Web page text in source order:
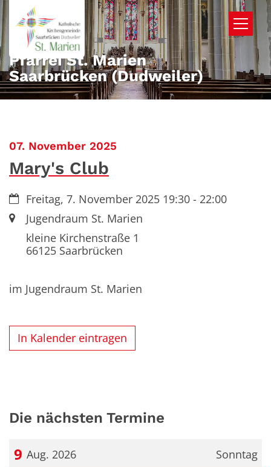
Zum Inhalt springen
Pfarrei St. Marien
Saarbrücken (Dudweiler)
07. November 2025
Mary's Club
Datum:Freitag, 7. November 2025 19:30 - 22:00
Ort:Jugendraum St. Marien
kleine Kirchenstraße 1
66125Saarbrücken
im Jugendraum St. Marien
In Kalender eintragen
Die nächsten Termine
Sonntag
9 Aug. 2026